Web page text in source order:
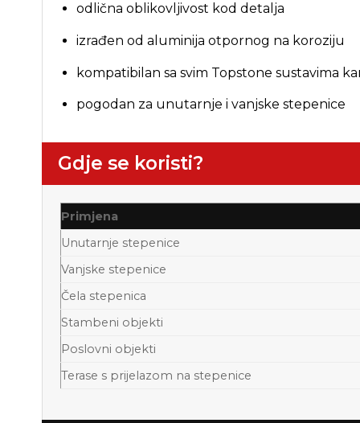
odlična oblikovljivost kod detalja
izrađen od aluminija otpornog na koroziju
kompatibilan sa svim Topstone sustavima
pogodan za unutarnje i vanjske stepenice
Gdje se koristi?
Primjena
Unutarnje stepenice
Vanjske stepenice
Čela stepenica
Stambeni objekti
Poslovni objekti
Terase s prijelazom na stepenice